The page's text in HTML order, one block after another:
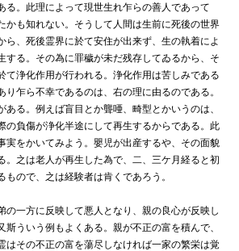
る。此理によって現世生れ乍らの善人であって
かも知れない。そうして人間は生前に死後の世界
ら、死後霊界に於て安住が出来ず、生の執着によ
する。その為に罪穢が未だ残存してゐるから、そ
て浄化作用が行われる。浄化作用は苦しみである
り乍ら不幸であるのは、右の理に由るのである。
ある。例えば盲目とか聾唖、畸型とかいうのは、
の負傷が浄化半途にして再生するからである。此
実をかいてみよう。嬰児が出産するや、その面貌
。之は老人が再生した為で、二、三ケ月経ると初
ので、之は経験者は肯くであろう。
一方に反映して悪人となり、親の良心が反映し
斯ういう例もよくある。親が不正の富を積んで、
はその不正の富を蕩尽しなければ一家の繁栄は覚